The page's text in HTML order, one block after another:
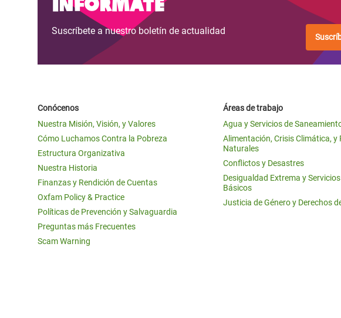
Suscríbete a nuestro boletín de actualidad
Conócenos
Nuestra Misión, Visión, y Valores
Cómo Luchamos Contra la Pobreza
Estructura Organizativa
Nuestra Historia
Finanzas y Rendición de Cuentas
Oxfam Policy & Practice
Políticas de Prevención y Salvaguardia
Preguntas más Frecuentes
Scam Warning
Áreas de trabajo
Agua y Servicios de
Alimentación, Crisis Climática, y
Naturales
Conflictos y Desastres
Desigualdad Extrema y
Básicos
Justicia de Género y Derechos